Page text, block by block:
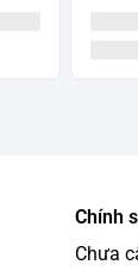
Chính
Chưa